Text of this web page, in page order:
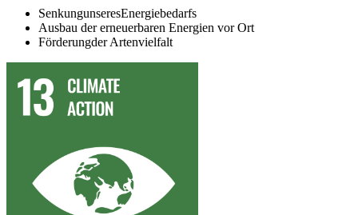
SenkungunseresEnergiebedarfs
Ausbau der erneuerbaren Energien vor Ort
Förderungder Artenvielfalt